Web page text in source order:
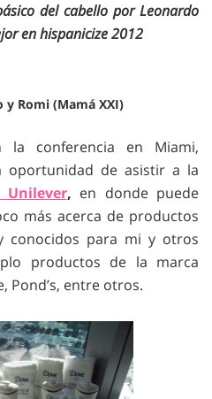
del cabello por Leonardo
en hispanicize 2012
y Romi (Mamá XXI)
conferencia en Miami,
oportunidad de asistir a la
, en donde puede
más acerca de productos
conocidos para mi y otros
productos de la marca
Pond’s, entre otros.